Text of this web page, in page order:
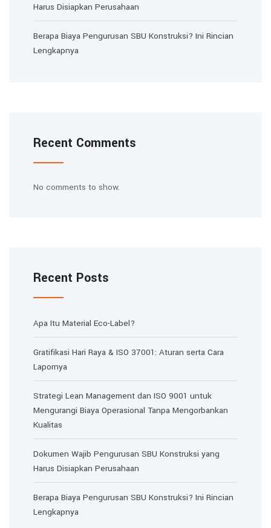
Harus Disiapkan Perusahaan
Berapa Biaya Pengurusan SBU Konstruksi? Ini Rincian
Lengkapnya
Recent Comments
No comments to show.
Recent Posts
Apa Itu Material Eco-Label?
Gratifikasi Hari Raya & ISO 37001: Aturan serta Cara
Lapornya
Strategi Lean Management dan ISO 9001 untuk
Mengurangi Biaya Operasional Tanpa Mengorbankan
Kualitas
Dokumen Wajib Pengurusan SBU Konstruksi yang
Harus Disiapkan Perusahaan
Berapa Biaya Pengurusan SBU Konstruksi? Ini Rincian
Lengkapnya